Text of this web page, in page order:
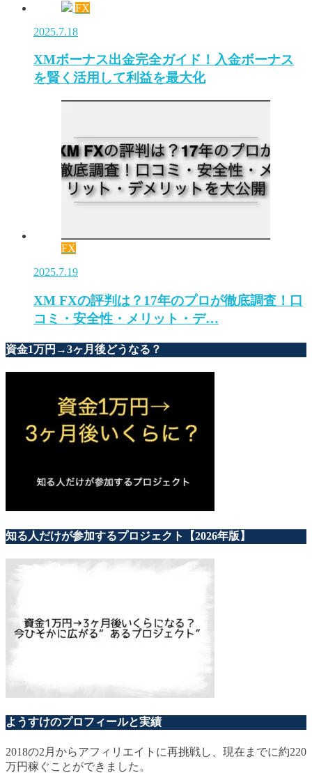
FX
2025.7.18
XMボーナス出金完全ガイド！入金ボーナス
を賢く活用して利益を最大化
FX
2025.7.19
XM FXの評判は？17年のプロが徹底調査！口
コミ・安全性・メリット・デ…
資金1万円→3ヶ月後どうなる？
知る人だけが参加するプロジェクト【2026年版】
ようすけのプロフィールと実績
2018の2月からアフィリエイトに再挑戦し、現在までに約220
万円稼ぐことができました。